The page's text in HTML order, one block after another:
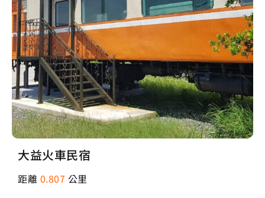
大益火車民宿
距離 0.807 公里